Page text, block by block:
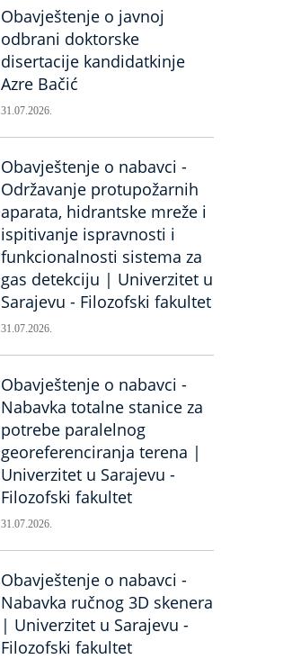
Obavještenje o javnoj
odbrani doktorske
disertacije kandidatkinje
Azre Bačić
31.07.2026.
Obavještenje o nabavci -
Održavanje protupožarnih
aparata, hidrantske mreže i
ispitivanje ispravnosti i
funkcionalnosti sistema za
gas detekciju | Univerzitet u
Sarajevu - Filozofski fakultet
31.07.2026.
Obavještenje o nabavci -
Nabavka totalne stanice za
potrebe paralelnog
georeferenciranja terena |
Univerzitet u Sarajevu -
Filozofski fakultet
31.07.2026.
Obavještenje o nabavci -
Nabavka ručnog 3D skenera
| Univerzitet u Sarajevu -
Filozofski fakultet